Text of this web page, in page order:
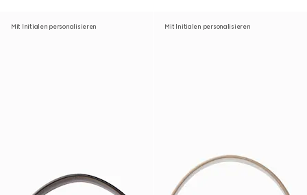
Mit Initialen personalisieren Mit Initialen personalisieren